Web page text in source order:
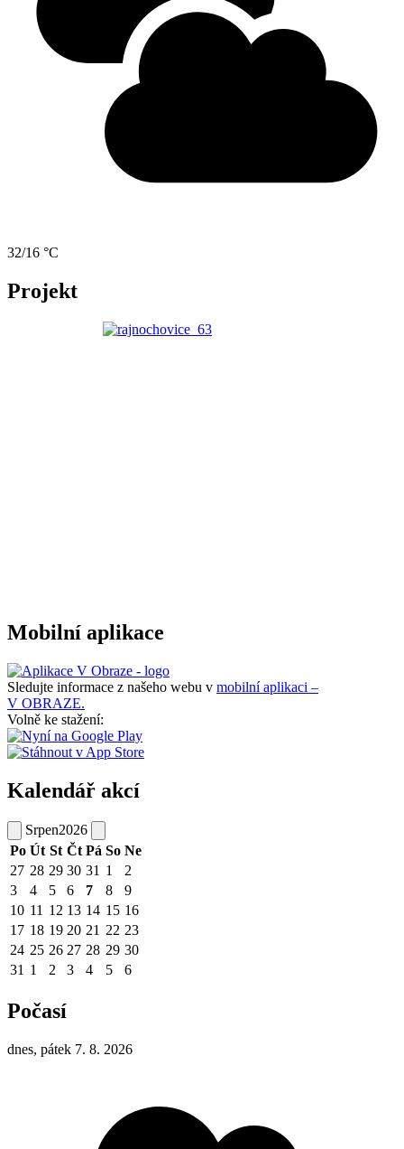
32/16 °C
Projekt
Mobilní aplikace
Sledujte informace z našeho webu v mobilní aplikaci –
V OBRAZE.
Volně ke stažení:
Kalendář akcí
Srpen2026
Po Út St Čt Pá So Ne
27 28 29 30 31 1
2
3
4 5 6 7 8
9
10 11 12 13 14 15 16
17 18 19 20 21 22 23
24 25 26 27 28 29 30
31 1 2 3 4 5 6
Počasí
dnes, pátek 7. 8. 2026